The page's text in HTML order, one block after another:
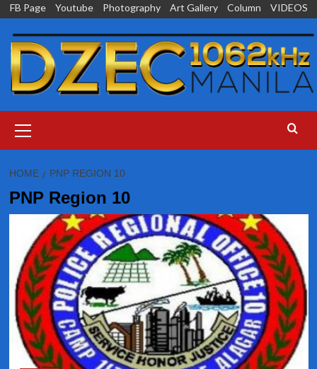
Skip
content
FB Page Youtube Photography Art Gallery Column VIDEOS
Menu
HOME PNP REGION 10
PNP Region 10